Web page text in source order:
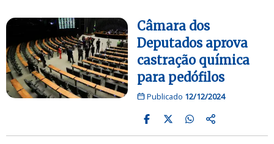
Câmara dos
Deputados aprova
castração química
para pedófilos
Publicado 12/12/2024